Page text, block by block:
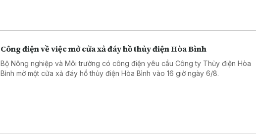
Công điện về việc mở cửa xả đáy hồ thủy điện Hòa Bình
Bộ Nông nghiệp và Môi trường có công điện yêu cầu Công ty Thủy điện Hòa
Bình mở một cửa xả đáy hồ thủy điện Hòa Bình vào 16 giờ ngày 6/8.